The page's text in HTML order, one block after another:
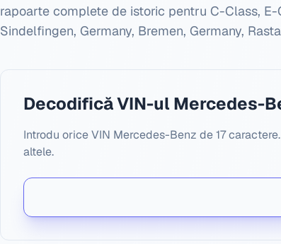
rapoarte complete de istoric pentru C-Class, E-
Sindelfingen, Germany, Bremen, Germany,
Decodifică VIN-ul Mercedes-
Introdu orice VIN Mercedes-Benz de 17
altele.